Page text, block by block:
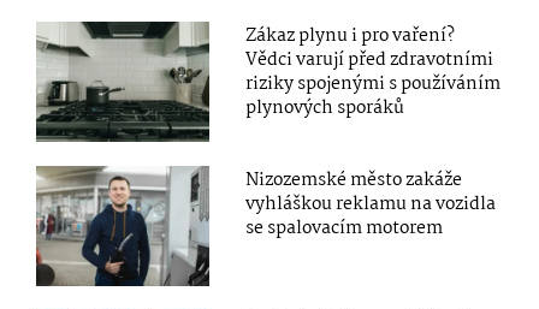
Zákaz plynu i pro vaření?
Vědci varují před zdravotními
riziky spojenými s používáním
plynových sporáků
Nizozemské město zakáže
vyhláškou reklamu na vozidla
se spalovacím motorem